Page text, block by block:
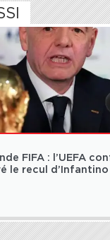
FIFA : l’UEFA
le recul d’Infantino